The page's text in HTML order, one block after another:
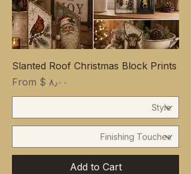
Slanted Roof Christmas Block Prints
From $ ۸٫۰۰
Sale Price
Add to Cart